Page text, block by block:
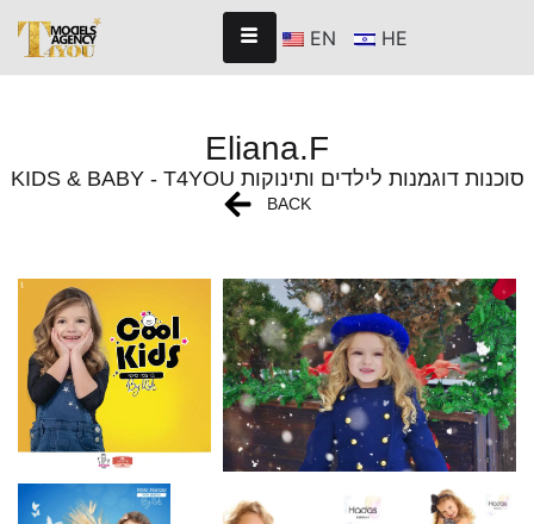
EN HE
Eliana.F
KIDS & BABY - T4YOU סוכנות דוגמנות לילדים ותינוקות
BACK